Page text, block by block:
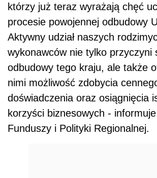
którzy już teraz wyrażają chęć
procesie powojennej odbudowy
Aktywny udział naszych
wykonawców nie tylko przyczyni
odbudowy tego kraju, ale także
nimi możliwość zdobycia
doświadczenia oraz osiągnięcia
korzyści biznesowych -
Funduszy i Polityki Regionalnej.